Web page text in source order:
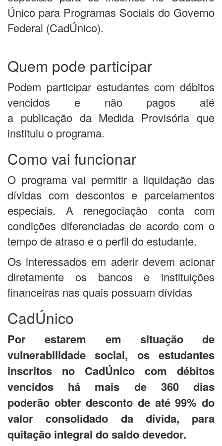
Único para Programas Sociais do Governo
Federal (CadÚnico).
Quem pode participar
Podem participar estudantes com débitos
vencidos e não pagos até
a publicação da Medida Provisória que
instituiu o programa.
Como vai funcionar
O programa vai permitir a liquidação das
dívidas com descontos e parcelamentos
especiais. A renegociação conta com
condições diferenciadas de acordo com o
tempo de atraso e o perfil do estudante.
Os interessados em aderir devem acionar
diretamente os bancos e instituições
financeiras nas quais possuam dívidas
CadÚnico
Por estarem em situação de
vulnerabilidade social, os estudantes
inscritos no CadÚnico com débitos
vencidos há mais de 360 dias
poderão obter desconto de até 99% do
valor consolidado da dívida, para
quitação integral do saldo devedor.